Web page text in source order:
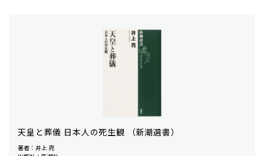
天皇と葬儀 日本人の死生観 （新潮選書）
著者：井上 亮